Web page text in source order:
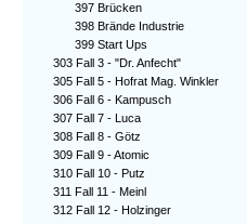
397 Brücken
398 Brände Industrie
399 Start Ups
303 Fall 3 - "Dr. Anfecht"
305 Fall 5 - Hofrat Mag. Winkler
306 Fall 6 - Kampusch
307 Fall 7 - Luca
308 Fall 8 - Götz
309 Fall 9 - Atomic
310 Fall 10 - Putz
311 Fall 11 - Meinl
312 Fall 12 - Holzinger